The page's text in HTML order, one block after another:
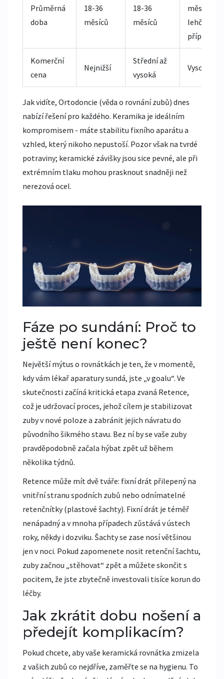
Průměrná
doba
18-36
měsíců
18-36
měsíců
měsíců (u
lehčích
případů)
Komerční
cena
Nejnižší
Střední až
vysoká
Vysoká
Jak vidíte, Ortodoncie (věda o rovnání zubů) dnes
nabízí řešení pro každého. Keramika je ideálním
kompromisem - máte stabilitu fixního aparátu a
vzhled, který nikoho nepustoší. Pozor však na tvrdé
potraviny; keramické závišky jsou sice pevné, ale při
extrémním tlaku mohou prasknout snadněji než
nerezová ocel.
Fáze po sundání: Proč to
ještě není konec?
Největší mýtus o rovnátkách je ten, že v momentě,
kdy vám lékař aparatury sundá, jste „v goalu“. Ve
skutečnosti začíná kritická etapa zvaná Retence,
což je udržovací proces, jehož cílem je stabilizovat
zuby v nové poloze a zabránit jejich návratu do
původního šikmého stavu. Bez ní by se vaše zuby
pravděpodobně začala hýbat zpět už během
několika týdnů.
Retence může mít dvě tváře: fixní drát přilepený na
vnitřní stranu spodních zubů nebo odnímatelné
retenčnítky (plastové šachty). Fixní drát je téměř
nenápadný a v mnoha případech zůstává v ústech
roky, někdy i dozviku. Šachty se zase nosí většinou
jen v noci. Pokud zapomenete nosit retenční šachtu,
zuby začnou „stěhovat“ zpět a můžete skončit s
pocitem, že jste zbytečně investovali tisíce korun do
léčby.
Jak zkrátit dobu nošení a
předejít komplikacím?
Pokud chcete, aby vaše keramická rovnátka zmizela
z vašich zubů co nejdříve, zaměřte se na hygienu. To